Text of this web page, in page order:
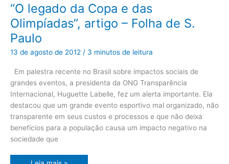
“O legado da Copa e das
Olimpíadas”, artigo – Folha de S.
Paulo
13 de agosto de 2012 / 3 minutos de leitura
Em palestra recente no Brasil sobre impactos sociais de
grandes eventos, a presidenta da ONG Transparência
Internacional, Huguette Labelle, fez um alerta importante. Ela
destacou que um grande evento esportivo mal organizado, não
transparente em seus custos e processos e que não deixa
benefícios para a população causa um impacto negativo na
sociedade que
legado
Copa
e
das
Olimpíadas”,
artigo
–
de
S.
Paulo